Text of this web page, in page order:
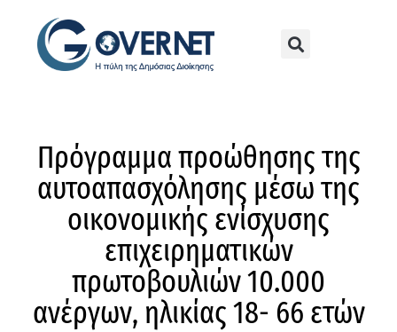
Πρόγραμμα προώθησης της
αυτοαπασχόλησης μέσω της
οικονομικής ενίσχυσης
επιχειρηματικών
πρωτοβουλιών 10.000
ανέργων, ηλικίας 18- 66 ετών